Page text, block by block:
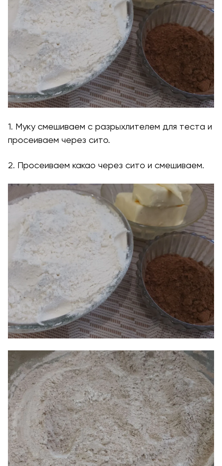
1. Муку смешиваем с разрыхлителем для теста и
просеиваем через сито.
2. Просеиваем какао через сито и смешиваем.